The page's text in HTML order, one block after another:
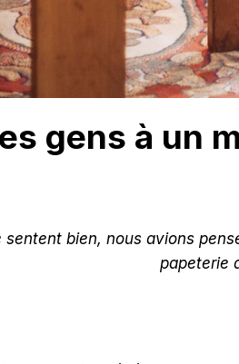
gens à un
bien, nous avions
papeterie